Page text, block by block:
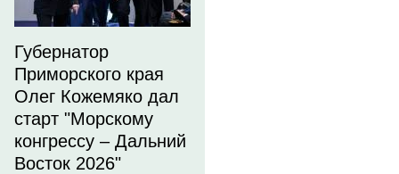
Губернатор
Приморского края
Олег Кожемяко дал
старт "Морскому
конгрессу – Дальний
Восток 2026"